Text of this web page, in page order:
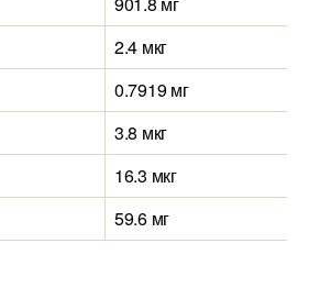
2.4 мкг
0.7919 мг
3.8 мкг
16.3 мкг
59.6 мг